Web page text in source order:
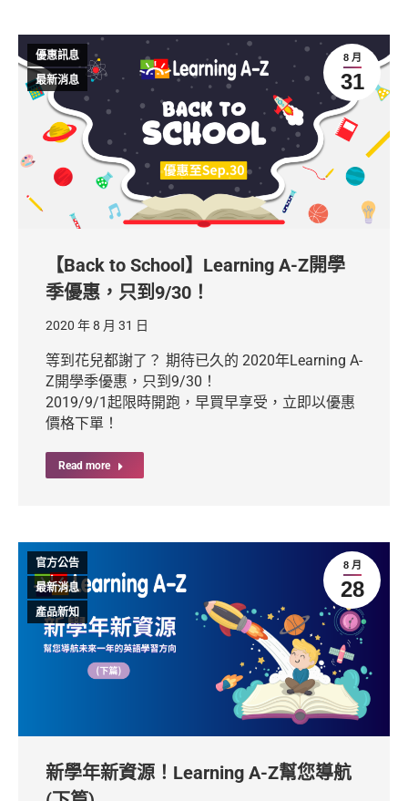
8 月
31
優惠訊息
最新消息
【Back to School】Learning A-Z開學
季優惠，只到9/30！
2020 年 8 月 31 日
等到花兒都謝了？ 期待已久的 2020年Learning A-
Z開學季優惠，只到9/30！
2019/9/1起限時開跑，早買早享受，立即以優惠
價格下單！
Read more
8 月
28
官方公告
最新消息
產品新知
新學年新資源！Learning A-Z幫您導航